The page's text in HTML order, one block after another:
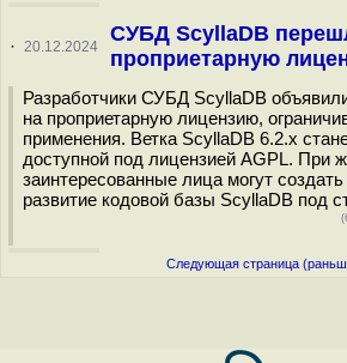
· 20.12.2024
СУБД ScyllaDB
проприетарную
Разработчики СУБД ScyllaDB
на проприетарную лицензию,
применения. Ветка ScyllaDB 6.2.x
доступной под лицензией AGPL. При
заинтересованные лица могут
развитие кодовой базы ScyllaDB под
Следующая страница